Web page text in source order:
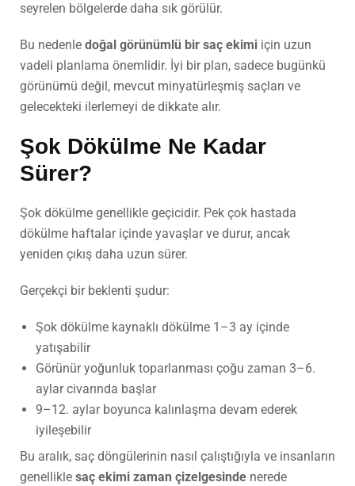
seyrelen bölgelerde daha sık görülür.
Bu nedenle doğal görünümlü bir saç ekimi için uzun
vadeli planlama önemlidir. İyi bir plan, sadece bugünkü
görünümü değil, mevcut minyatürleşmiş saçları ve
gelecekteki ilerlemeyi de dikkate alır.
Şok Dökülme Ne Kadar
Sürer?
Şok dökülme genellikle geçicidir. Pek çok hastada
dökülme haftalar içinde yavaşlar ve durur, ancak
yeniden çıkış daha uzun sürer.
Gerçekçi bir beklenti şudur:
Şok dökülme kaynaklı dökülme 1–3 ay içinde
yatışabilir
Görünür yoğunluk toparlanması çoğu zaman 3–6.
aylar civarında başlar
9–12. aylar boyunca kalınlaşma devam ederek
iyileşebilir
Bu aralık, saç döngülerinin nasıl çalıştığıyla ve insanların
genellikle saç ekimi zaman çizelgesinde nerede